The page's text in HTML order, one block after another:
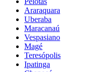
Araraquara
Uberaba
Maracanaú
Vespasiano
Magé
Teresópolis
Ipatinga